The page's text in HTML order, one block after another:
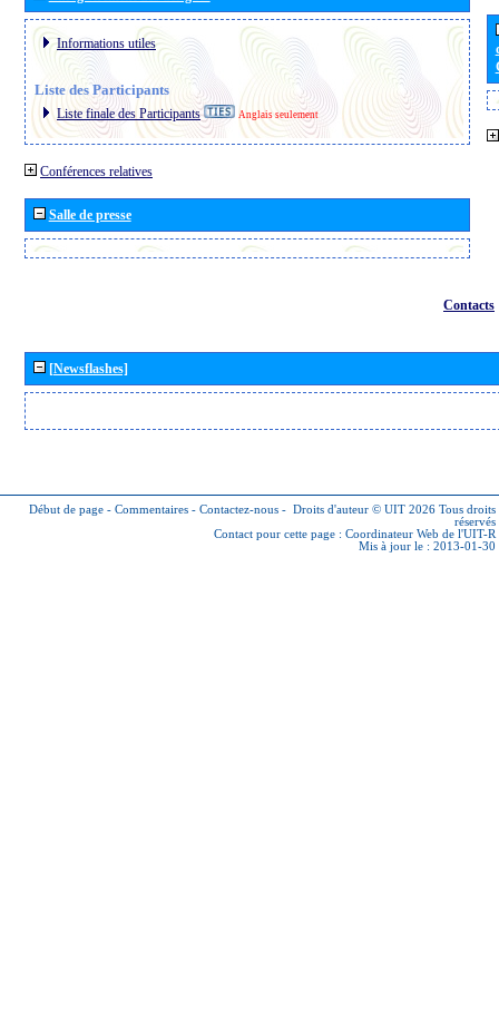
Informations utiles
Liste des Participants
Liste finale des Participants Anglais seulement
Conférences relatives
Salle de presse
Contacts
[Newsflashes]
Début de page - Commentaires - Contactez-nous - Droits d'auteur © UIT 2026 Tous droits
réservés
Contact pour cette page : Coordinateur Web de l'UIT-R
Mis à jour le : 2013-01-30